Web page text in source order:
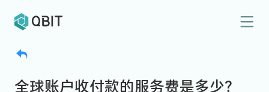
全球账户收付款的服务费是多少？